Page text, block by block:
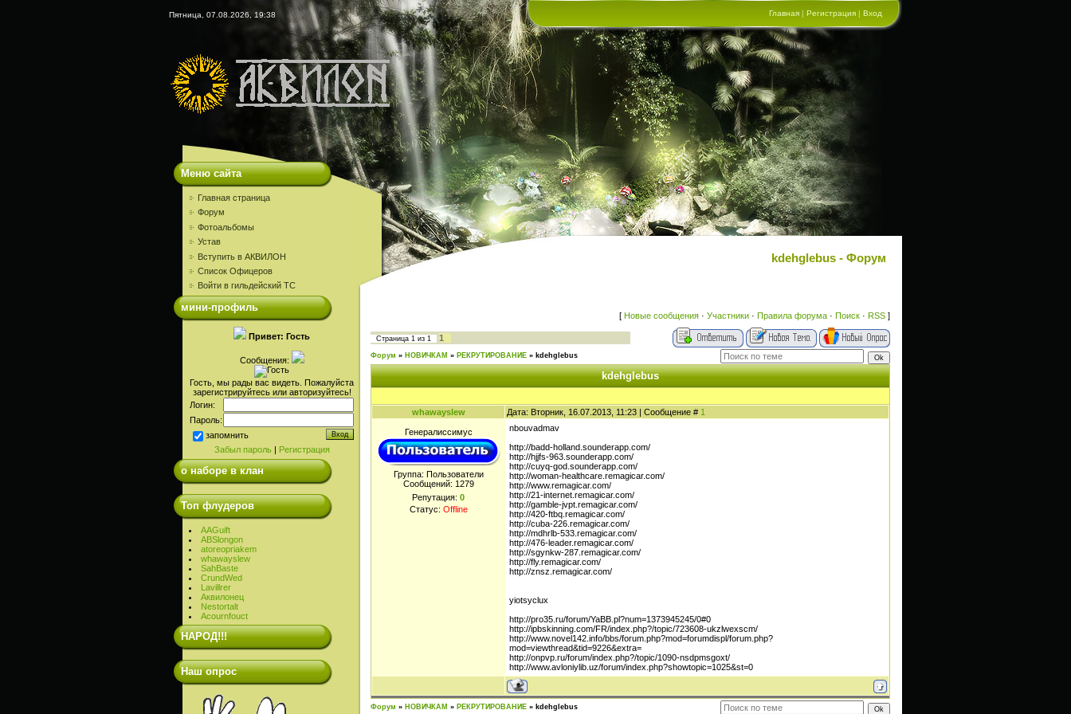
Пятница, 07.08.2026, 19:38 Главная | Регистрация | Вход
Меню сайта
Главная страница
Форум
Фотоальбомы
Устав
Вступить в АКВИЛОН
Список Офицеров
Войти в гильдейский ТС
мини-профиль
Привет: Гость
Сообщения:
Гость, мы рады вас видеть. Пожалуйста
зарегистрируйтесь или авторизуйтесь!
Логин:
Пароль:
запомнить
Забыл пароль| Регистрация
о наборе в клан
Топ флудеров
AAGuift
ABSlongon
atoreopriakem
whawayslew
SahBaste
CrundWed
Lavillrer
Аквилонец
Nestortalt
Acournfouct
НАРОД!!!
Наш опрос
kdehglebus - Форум
[ Новые сообщения · Участники · Правила форума · Поиск · RSS ]
Страница 1 из 1 1
Форум » НОВИЧКАМ » РЕКРУТИРОВАНИЕ » kdehglebus
kdehglebus
whawayslew Дата: Вторник, 16.07.2013, 11:23 | Сообщение # 1
Генералиссимус
Группа: Пользователи
Сообщений: 1279
Репутация: 0
Статус: Offline
nbouvadmav
http://badd-holland.sounderapp.com/
http://hjjfs-963.sounderapp.com/
http://cuyq-god.sounderapp.com/
http://woman-healthcare.remagicar.com/
http://www.remagicar.com/
http://21-internet.remagicar.com/
http://gamble-jvpt.remagicar.com/
http://420-ftbq.remagicar.com/
http://cuba-226.remagicar.com/
http://mdhrlb-533.remagicar.com/
http://476-leader.remagicar.com/
http://sgynkw-287.remagicar.com/
http://fly.remagicar.com/
http://znsz.remagicar.com/
yiotsyclux
http://pro35.ru/forum/YaBB.pl?num=1373945245/0#0
http://ipbskinning.com/FR/index.php?/topic/723608-ukzlwexscm/
http://www.novel142.info/bbs/forum.php?mod=forumdispl/forum.php?
mod=viewthread&tid=9226&extra=
http://onpvp.ru/forum/index.php?/topic/1090-nsdpmsgoxt/
http://www.avloniylib.uz/forum/index.php?showtopic=1025&st=0
Форум » НОВИЧКАМ » РЕКРУТИРОВАНИЕ » kdehglebus